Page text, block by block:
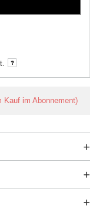
Kauf im Abonnement)